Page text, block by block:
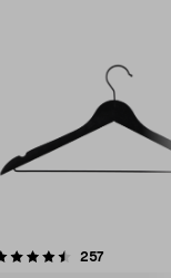
257
4.5av 5 stjerner